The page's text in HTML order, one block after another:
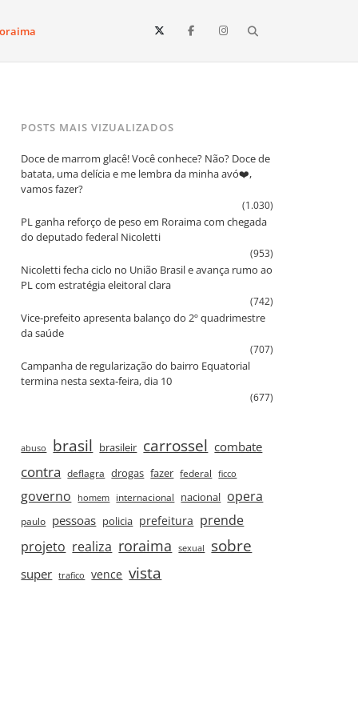
e todo o estado de Roraima. Fique sempre informado
POSTS MAIS VIZUALIZADOS
Doce de marrom glacê! Você conhece? Não? Doce de
batata, uma delícia e me lembra da minha avó❤️,
vamos fazer?
(1.030)
PL ganha reforço de peso em Roraima com chegada
do deputado federal Nicoletti
(953)
Nicoletti fecha ciclo no União Brasil e avança rumo ao
PL com estratégia eleitoral clara
(742)
Vice‑prefeito apresenta balanço do 2º quadrimestre
da saúde
(707)
Campanha de regularização do bairro Equatorial
termina nesta sexta‑feira, dia 10
(677)
abuso brasil brasileir carrossel combate
contra deflagra drogas fazer federal ficco
governo homem internacional nacional opera
paulo pessoas policia prefeitura prende
projeto realiza roraima sexual sobre
super trafico vence vista